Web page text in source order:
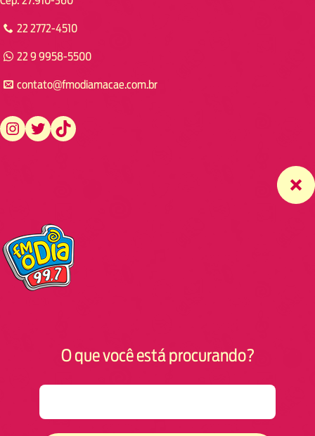
22 2772-4510
22 9 9958-5500
contato@fmodiamacae.com.br
https://www.instagram.com/fmodia.macae/ https://twitter.com/fmodia.macae/ https://www.tiktok.com/@fmodia.macae
O que você está procurando?